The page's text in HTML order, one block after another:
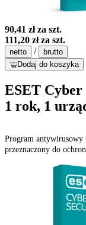
90,41 złza szt.
111,20 złza szt.
netto /
brutto
Dodaj do koszyka
ESET
1 rok, 1
Program antywirusowy
przeznaczony do